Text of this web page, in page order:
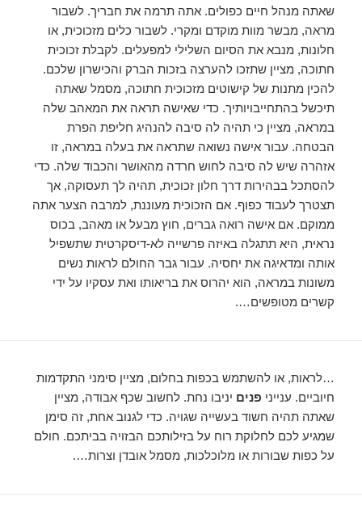
שאתה מנהל חיים כפולים. אתה תרמה את חבריך. לשבור
מראה, מבשר מוות מוקדם ומקרי. לשבור כלים מזכוכית, או
חלונות, מנבא את הסיום השלילי למפעלים. לקבלת זכוכית
חתוכה, מציין שתזכו להערצה בזכות הברק והכישרון שלכם.
להכין מתנות של קישוטים מזכוכית חתוכה, מסמל שאתה
תיכשל בהתחייבויותיך. כדי שאישה תראה את המאהב שלה
במראה, מציין כי תהיה לה סיבה להנהיג חליפת הפרת
הבטחה. עבור אישה נשואה שתראה את בעלה במראה, זו
אזהרה שיש לה סיבה לחוש חרדה מהאושר והכבוד שלה. כדי
להסתכל בבהירות דרך חלון זכוכית, תהיה לך תעסוקה, אך
תצטרך לעבוד כפוף. אם הזכוכית מעוננת, למרבה הצער אתה
ממוקם. אם אישה רואה גברים, חוץ מבעל או מאהב, בכוס
נראית, היא תתגלה באיזה פרשייה לא-דיסקרטית שתשפיל
אותה ומדאיגה את יחסיה. עבור גבר החולם לראות נשים
משונות במראה, הוא יהרוס את בריאותו ואת עסקיו על ידי
קשרים מטופשים….
…לראות, או להשתמש בכפות בחלום, מציין סימני התקדמות
חיוביים. ענייני פנים יניבו נחת. לחשוב שכף אבודה, מציין
שאתה תהיה חשוד בעשייה שגויה. כדי לגנוב אחת, זה סימן
שמגיע לכם לחלוקת רוח על בזילותכם הבזויה בביתכם. חולם
על כפות שבורות או מלוכלכות, מסמל אובדן וצרות….